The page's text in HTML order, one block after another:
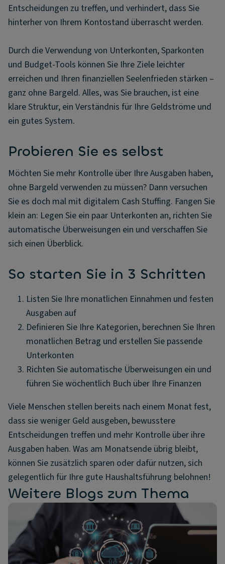
Entscheidungen zu treffen, und verhindert, dass Sie
hinterher von Ihrem Kontostand überrascht werden.
Durch die Verwendung von Unterkonten, Sparkonten
und Budget-Tools können Sie Ihre Ziele leichter
erreichen und Ihren finanziellen Seelenfrieden stärken –
ganz ohne Bargeld. Alles, was Sie brauchen, ist eine
klare Struktur, ein Verständnis für Ihre Geldströme und
ein gutes System.
Probieren Sie es selbst
Möchten Sie mehr Kontrolle über Ihre Ausgaben haben,
ohne Bargeld verwenden zu müssen? Dann versuchen
Sie es doch mal mit digitalem Cash Stuffing. Fangen Sie
klein an: Legen Sie ein paar Unterkonten an, richten Sie
automatische Überweisungen ein und verschaffen Sie
sich einen Überblick.
So starten Sie in 3 Schritten
Listen Sie Ihre monatlichen Einnahmen und festen
Ausgaben auf
Definieren Sie Ihre Kategorien, berechnen Sie Ihren
monatlichen Betrag und erstellen Sie passende
Unterkonten
Richten Sie automatische Überweisungen ein und
führen Sie wöchentlich Buch über Ihre Finanzen
Viele Menschen stellen bereits nach einem Monat fest,
dass sie weniger Geld ausgeben, bewusstere
Entscheidungen treffen und mehr Kontrolle über ihre
Ausgaben haben. Was am Monatsende übrig bleibt,
können Sie zusätzlich sparen oder dafür nutzen, sich
gelegentlich für Ihre gute Haushaltsführung belohnen!
Weitere Blogs zum Thema